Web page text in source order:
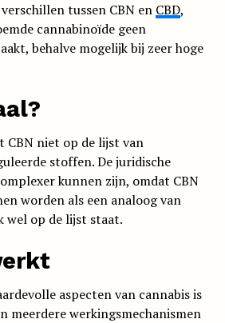
tussen CBN en CBD,
cannabinoïde geen
behalve mogelijk bij zeer hoge
CBN niet op de lijst van
stoffen. De juridische
kunnen zijn, omdat CBN
worden als een analoog van
wel op de lijst staat.
aspecten van cannabis is
meerdere werkingsmechanismen